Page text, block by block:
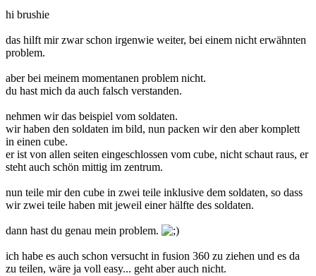
hi brushie
das hilft mir zwar schon irgenwie weiter, bei einem nicht erwähnten
problem.
aber bei meinem momentanen problem nicht.
du hast mich da auch falsch verstanden.
nehmen wir das beispiel vom soldaten.
wir haben den soldaten im bild, nun packen wir den aber komplett
in einen cube.
er ist von allen seiten eingeschlossen vom cube, nicht schaut raus, er
steht auch schön mittig im zentrum.
nun teile mir den cube in zwei teile inklusive dem soldaten, so dass
wir zwei teile haben mit jeweil einer hälfte des soldaten.
dann hast du genau mein problem.
ich habe es auch schon versucht in fusion 360 zu ziehen und es da
zu teilen, wäre ja voll easy... geht aber auch nicht.